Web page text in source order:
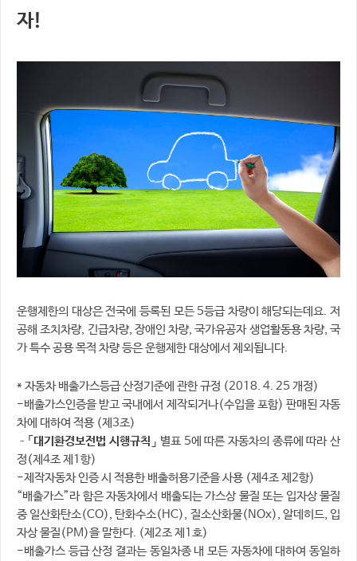
자!
운행제한의 대상은 전국에 등록된 모든 5등급 차량이 해당되는데요. 저
공해 조치차량, 긴급차량, 장애인 차량, 국가유공자 생업활동용 차량, 국
가 특수 공용 목적 차량 등은 운행제한 대상에서 제외됩니다.
* 자동차 배출가스등급 산정기준에 관한 규정 (2018. 4. 25 개정)
-배출가스인증을 받고 국내에서 제작되거나(수입을 포함) 판매된 자동
차에 대하여 적용 (제3조)
– 「대기환경보전법 시행규칙」 별표 5에 따른 자동차의 종류에 따라 산
정(제4조 제1항)
-제작자동차 인증 시 적용한 배출허용기준을 사용 (제4조 제2항)
“배출가스”라 함은 자동차에서 배출되는 가스상 물질 또는 입자상 물질
중 일산화탄소(CO), 탄화수소(HC), 질소산화물(NOx), 알데히드, 입
자상 물질(PM)을 말한다. (제2조 제1호)
-배출가스 등급 산정 결과는 동일차종 내 모든 자동차에 대하여 동일하